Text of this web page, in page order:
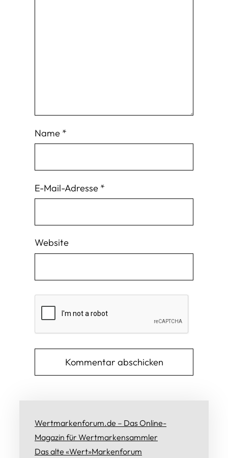
Name *
E-Mail-Adresse *
Website
Wertmarkenforum.de – Das Online-
Magazin für Wertmarkensammler
Das alte «Wert»Markenforum